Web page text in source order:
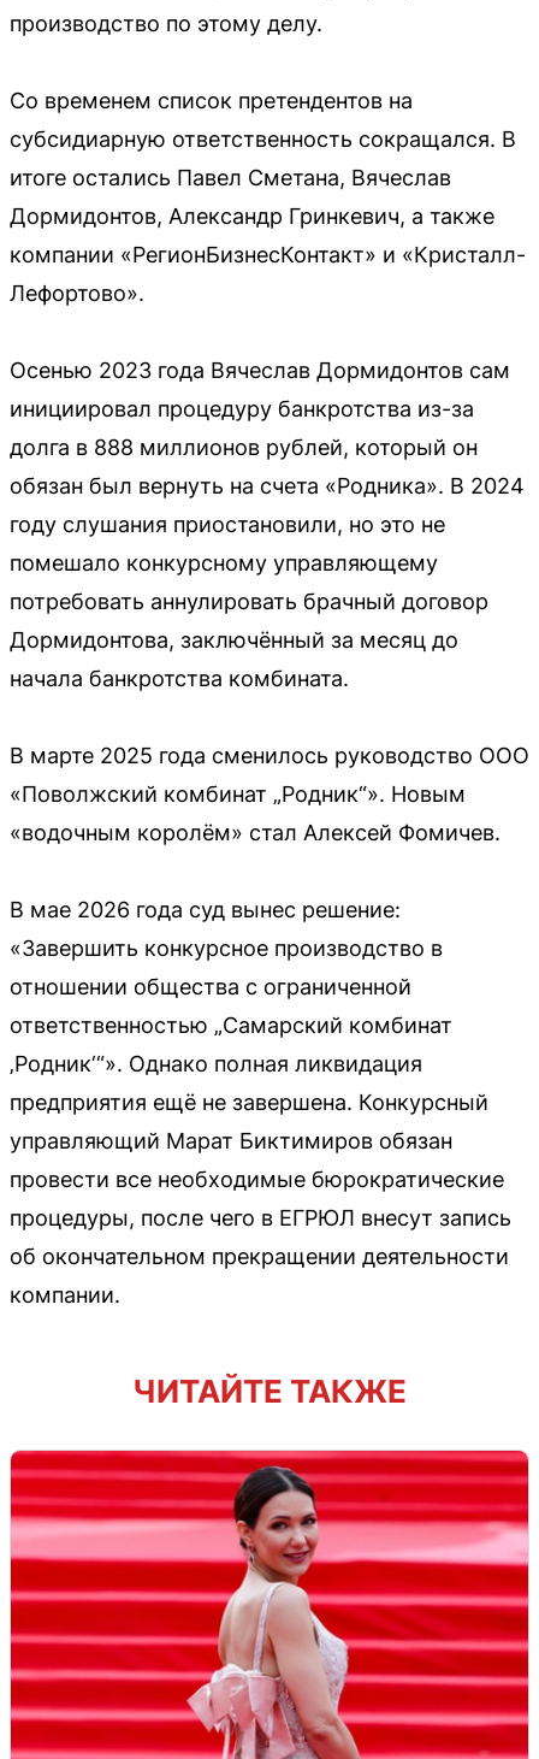
производство по этому делу.
Со временем список претендентов на
субсидиарную ответственность сокращался. В
итоге остались Павел Сметана, Вячеслав
Дормидонтов, Александр Гринкевич, а также
компании «РегионБизнесКонтакт» и «Кристалл-
Лефортово».
Осенью 2023 года Вячеслав Дормидонтов сам
инициировал процедуру банкротства из-за
долга в 888 миллионов рублей, который он
обязан был вернуть на счета «Родника». В 2024
году слушания приостановили, но это не
помешало конкурсному управляющему
потребовать аннулировать брачный договор
Дормидонтова, заключённый за месяц до
начала банкротства комбината.
В марте 2025 года сменилось руководство ООО
«Поволжский комбинат „Родник“». Новым
«водочным королём» стал Алексей Фомичев.
В мае 2026 года суд вынес решение:
«Завершить конкурсное производство в
отношении общества с ограниченной
ответственностью „Самарский комбинат
‚Родник‘“». Однако полная ликвидация
предприятия ещё не завершена. Конкурсный
управляющий Марат Биктимиров обязан
провести все необходимые бюрократические
процедуры, после чего в ЕГРЮЛ внесут запись
об окончательном прекращении деятельности
компании.
ЧИТАЙТЕ ТАКЖЕ